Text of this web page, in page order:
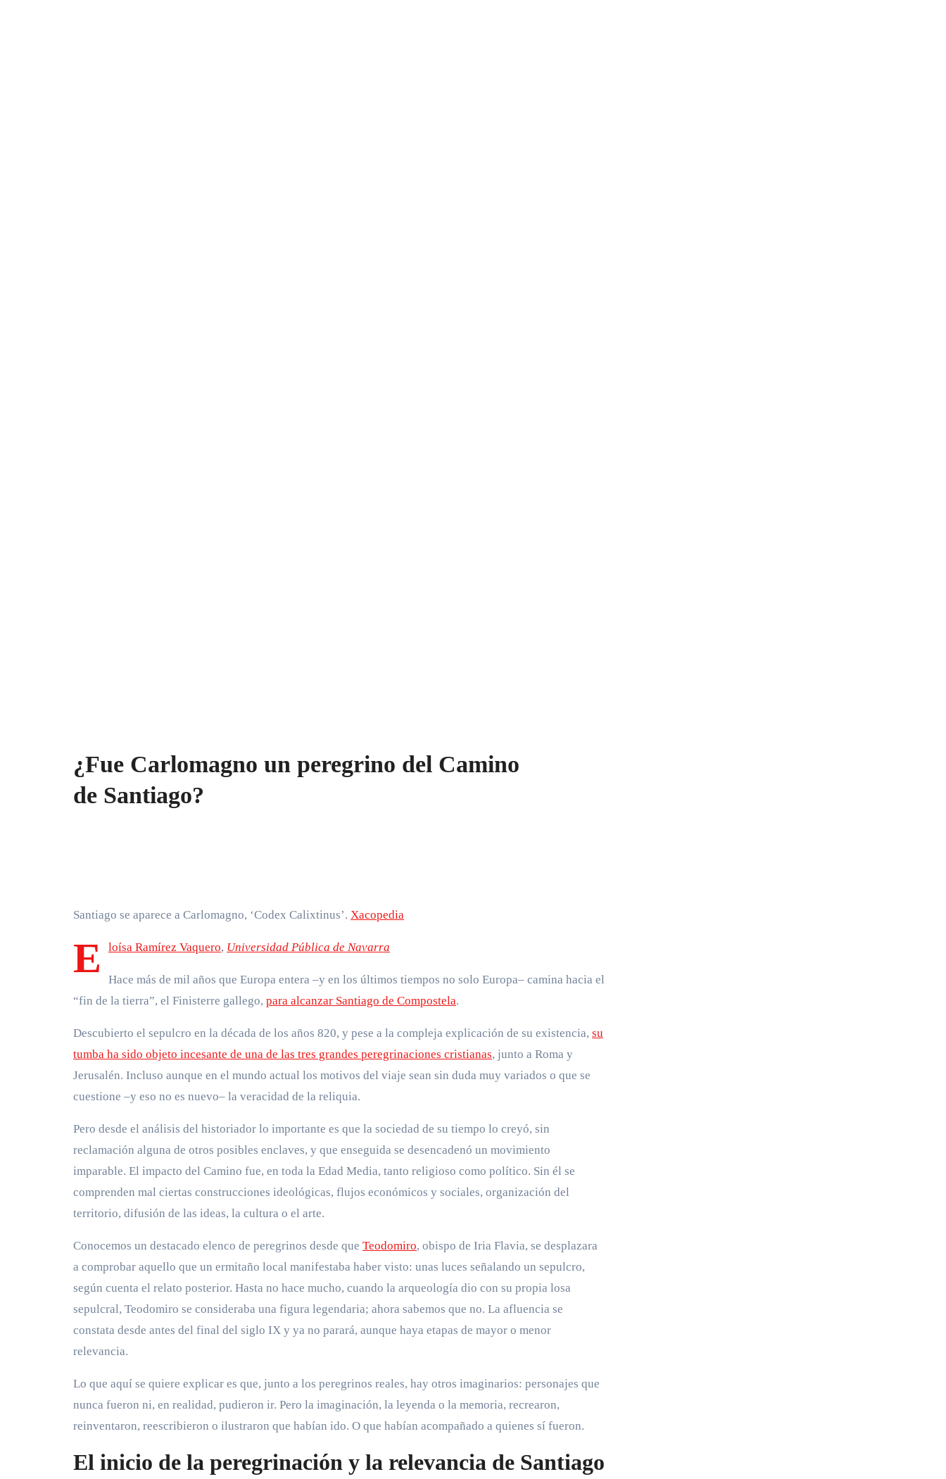
¿Fue Carlomagno un peregrino del Camino
de Santiago?
Santiago se aparece a Carlomagno, ‘Codex Calixtinus’. Xacopedia
E loísa Ramírez Vaquero, Universidad Pública de Navarra
Hace más de mil años que Europa entera –y en los últimos tiempos no solo Europa– camina hacia el
“fin de la tierra”, el Finisterre gallego, para alcanzar Santiago de Compostela.
Descubierto el sepulcro en la década de los años 820, y pese a la compleja explicación de su existencia, su
tumba ha sido objeto incesante de una de las tres grandes peregrinaciones cristianas, junto a Roma y
Jerusalén. Incluso aunque en el mundo actual los motivos del viaje sean sin duda muy variados o que se
cuestione –y eso no es nuevo– la veracidad de la reliquia.
Pero desde el análisis del historiador lo importante es que la sociedad de su tiempo lo creyó, sin
reclamación alguna de otros posibles enclaves, y que enseguida se desencadenó un movimiento
imparable. El impacto del Camino fue, en toda la Edad Media, tanto religioso como político. Sin él se
comprenden mal ciertas construcciones ideológicas, flujos económicos y sociales, organización del
territorio, difusión de las ideas, la cultura o el arte.
Conocemos un destacado elenco de peregrinos desde que Teodomiro, obispo de Iria Flavia, se desplazara
a comprobar aquello que un ermitaño local manifestaba haber visto: unas luces señalando un sepulcro,
según cuenta el relato posterior. Hasta no hace mucho, cuando la arqueología dio con su propia losa
sepulcral, Teodomiro se consideraba una figura legendaria; ahora sabemos que no. La afluencia se
constata desde antes del final del siglo IX y ya no parará, aunque haya etapas de mayor o menor
relevancia.
Lo que aquí se quiere explicar es que, junto a los peregrinos reales, hay otros imaginarios: personajes que
nunca fueron ni, en realidad, pudieron ir. Pero la imaginación, la leyenda o la memoria, recrearon,
reinventaron, reescribieron o ilustraron que habían ido. O que habían acompañado a quienes sí fueron.
El inicio de la peregrinación y la relevancia de Santiago